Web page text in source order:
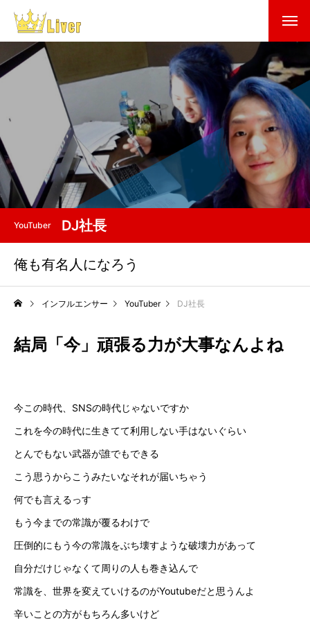
YouTuber DJ社長
俺も有名人になろう
インフルエンサー YouTuber DJ社長
結局「今」頑張る力が大事なんよね
今この時代、SNSの時代じゃないですか
これを今の時代に生きてて利用しない手はないぐらい
とんでもない武器が誰でもできる
こう思うからこうみたいなそれが届いちゃう
何でも言えるっす
もう今までの常識が覆るわけで
圧倒的にもう今の常識をぶち壊すような破壊力があって
自分だけじゃなくて周りの人も巻き込んで
常識を、世界を変えていけるのがYoutubeだと思うんよ
辛いことの方がもちろん多いけど